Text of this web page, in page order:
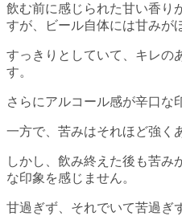
飲む前に感じられた甘い香り
すが、ビール自体には甘みが
すっきりとしていて、キレの
す。
さらにアルコール感が辛口な
一方で、苦みはそれほど強く
しかし、飲み終えた後も苦み
な印象を感じません。
甘過ぎず、それでいて苦過ぎ